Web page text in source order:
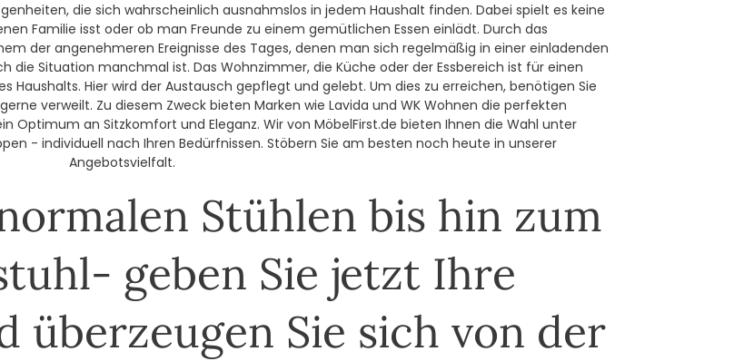
die sich wahrscheinlich ausnahmslos in jedem Haushalt finden. Dabei spielt es keine
Familie isst oder ob man Freunde zu einem gemütlichen Essen einlädt. Durch das
der angenehmeren Ereignisse des Tages, denen man sich regelmäßig in einer einladenden
die Situation manchmal ist. Das Wohnzimmer, die Küche oder der Essbereich ist für einen
Haushalts. Hier wird der Austausch gepflegt und gelebt. Um dies zu erreichen, benötigen Sie
verweilt. Zu diesem Zweck bieten Marken wie Lavida und WK Wohnen die perfekten
Optimum an Sitzkomfort und Eleganz. Wir von MöbelFirst.de bieten Ihnen die Wahl unter
- individuell nach Ihren Bedürfnissen. Stöbern Sie am besten noch heute in unserer
Angebotsvielfalt.
Stühlen bis hin zum
geben Sie jetzt Ihre
überzeugen Sie sich von der